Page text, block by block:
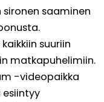
saaminen
suuriin
matkapuhelimiin.
-videopaikka
esiintyy